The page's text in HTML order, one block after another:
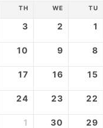
TU
WE
TH
1
2
3
8
9
10
15
16
17
22
23
24
29
30
1